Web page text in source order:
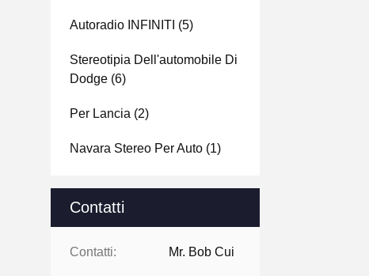
Autoradio INFINITI (5)
Stereotipia Dell'automobile Di
Dodge (6)
Per Lancia (2)
Navara Stereo Per Auto (1)
Contatti
Contatti: Mr. Bob Cui